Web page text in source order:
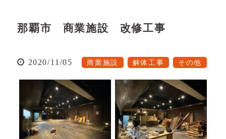
那覇市 商業施設 改修工事
2020/11/05 商業施設 解体工事 その他